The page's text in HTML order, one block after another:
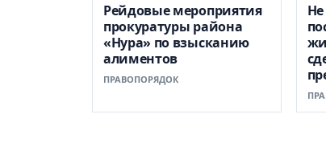
Рейдовые мероприятия
прокуратуры района
«Нура» по взысканию
алиментов
ПРАВОПОРЯДОК